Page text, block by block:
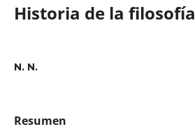
Historia de la filosofía
N. N.
Resumen